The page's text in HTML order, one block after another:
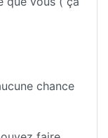
chance